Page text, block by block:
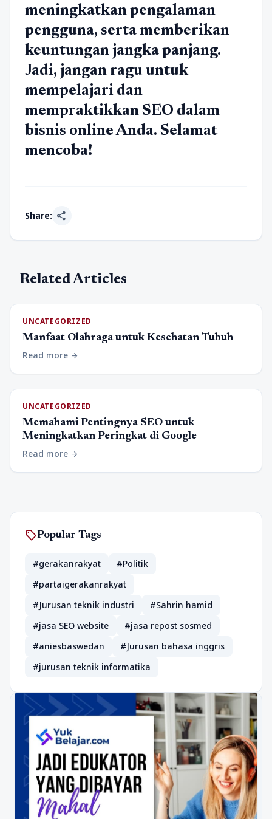
meningkatkan pengalaman
pengguna, serta memberikan
keuntungan jangka panjang.
Jadi, jangan ragu untuk
mempelajari dan
mempraktikkan SEO dalam
bisnis online Anda. Selamat
mencoba!
Share: share
Related Articles
UNCATEGORIZED
Manfaat Olahraga untuk Kesehatan Tubuh
Read more arrow_forward
UNCATEGORIZED
Memahami Pentingnya SEO untuk
Meningkatkan Peringkat di Google
Read more arrow_forward
sellPopular Tags
#gerakanrakyat
#Politik
#partaigerakanrakyat
#Jurusan teknik industri
#Sahrin hamid
#jasa SEO website
#jasa repost sosmed
#aniesbaswedan
#Jurusan bahasa inggris
#jurusan teknik informatika